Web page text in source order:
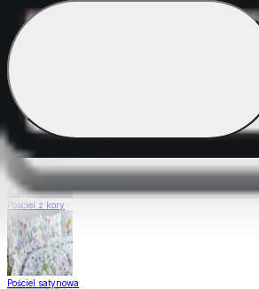
Pościel Dual Feel
Pościel z gładkiej bawełny
Pościel z kory
Pościel satynowa